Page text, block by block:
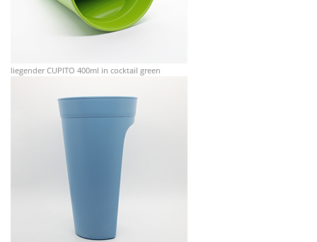
liegender CUPITO 400ml in cocktail green